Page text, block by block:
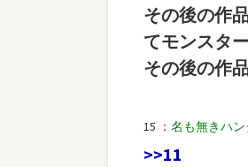
その後の作
てモンスタ
その後の作
15 ： 名も無きハン
>>11